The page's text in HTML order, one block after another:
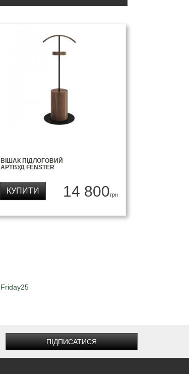
ВІШАК ПІДЛОГОВИЙ
АРТВУД FENSTER
14 800грн
КУПИТИ
Friday25
ПІДПИСАТИСЯ